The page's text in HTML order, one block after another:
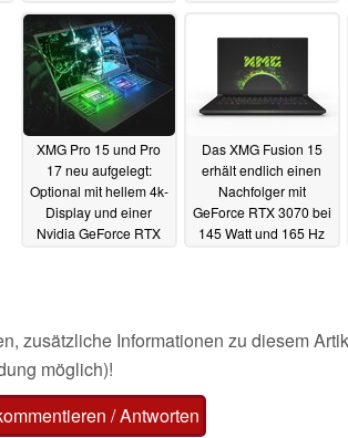
XMG Pro 15 und Pro
17 neu aufgelegt:
Optional mit hellem 4k-
Display und einer
Nvidia GeForce RTX
Das XMG Fusion 15
erhält endlich einen
Nachfolger mit
GeForce RTX 3070 bei
145 Watt und 165 Hz
zusätzliche Informationen zu diesem
möglich)!
/ Antworten